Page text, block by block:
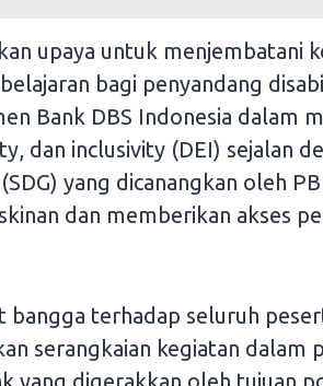
upaya untuk menjembatani
bagi penyandang
Bank DBS Indonesia dalam
dan inclusivity (DEI) sejalan
yang dicanangkan oleh
dan memberikan akses
bangga terhadap seluruh
serangkaian kegiatan dalam